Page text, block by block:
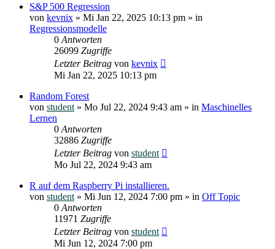
S&P 500 Regression
von kevnix » Mi Jan 22, 2025 10:13 pm » in
Regressionsmodelle
0 Antworten
26099 Zugriffe
Letzter Beitrag von kevnix
Mi Jan 22, 2025 10:13 pm
Random Forest
von student » Mo Jul 22, 2024 9:43 am » in Maschinelles
Lernen
0 Antworten
32886 Zugriffe
Letzter Beitrag von student
Mo Jul 22, 2024 9:43 am
R auf dem Raspberry Pi installieren.
von student » Mi Jun 12, 2024 7:00 pm » in Off Topic
0 Antworten
11971 Zugriffe
Letzter Beitrag von student
Mi Jun 12, 2024 7:00 pm